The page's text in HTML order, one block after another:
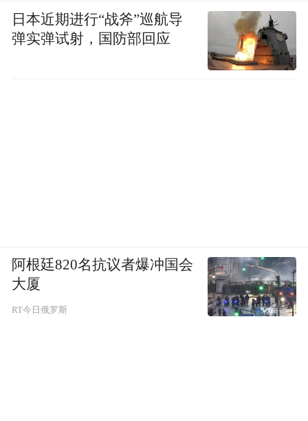
日本近期进行“战斧”巡航导
弹实弹试射，国防部回应
阿根廷820名抗议者爆冲国会
大厦
RT今日俄罗斯